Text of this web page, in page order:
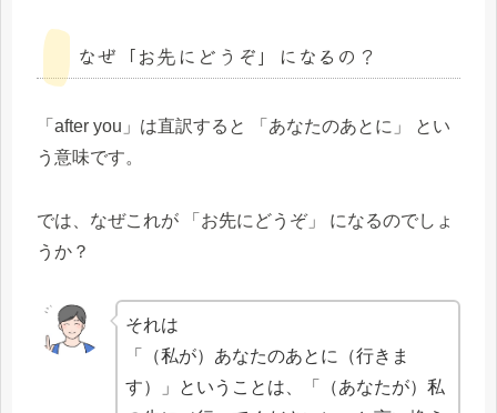
なぜ「お先にどうぞ」になるの？
「after you」は直訳すると 「あなたのあとに」 とい
う意味です。
では、なぜこれが 「お先にどうぞ」 になるのでしょ
うか？
それは
「（私が）あなたのあとに（行きま
す）」ということは、「（あなたが）私